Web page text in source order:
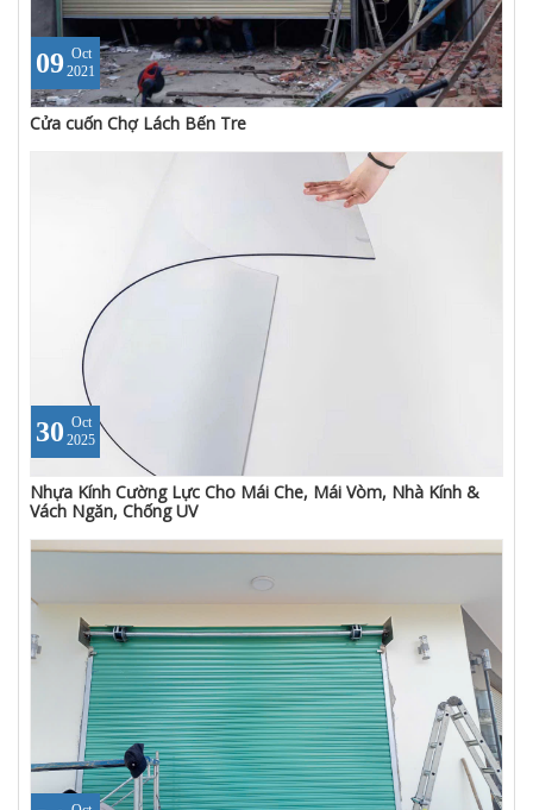
09 Oct
2021
Cửa cuốn Chợ Lách Bến Tre
30 Oct
2025
Nhựa Kính Cường Lực Cho Mái Che, Mái Vòm, Nhà Kính &
Vách Ngăn, Chống UV